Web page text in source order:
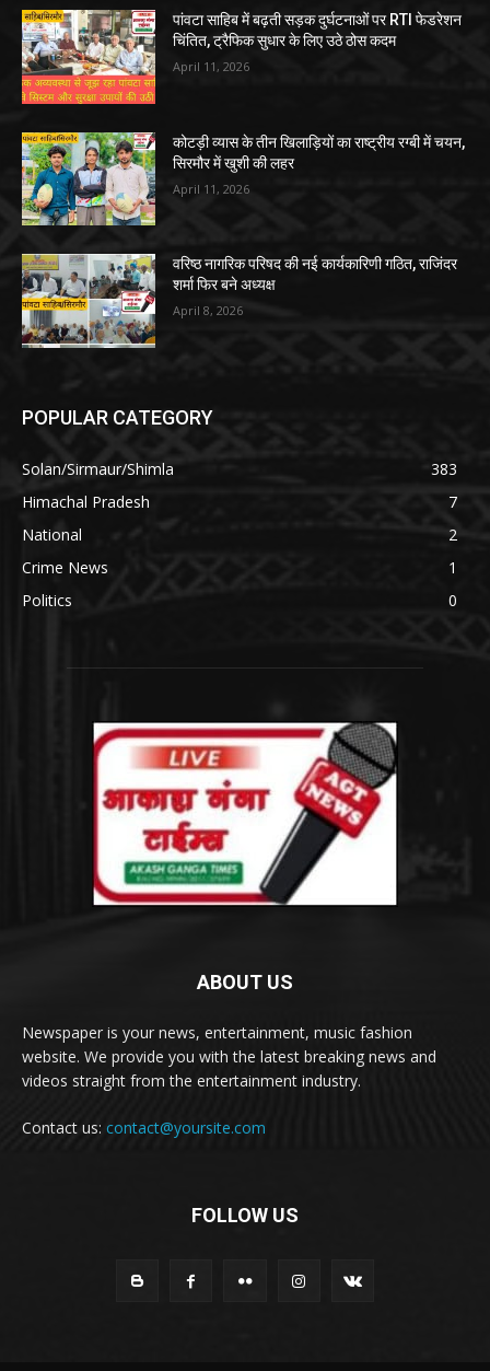
पांवटा साहिब में बढ़ती सड़क दुर्घटनाओं पर RTI फेडरेशन
चिंतित, ट्रैफिक सुधार के लिए उठे ठोस कदम
April 11, 2026
कोटड़ी व्यास के तीन खिलाड़ियों का राष्ट्रीय रग्बी में चयन,
सिरमौर में खुशी की लहर
April 11, 2026
वरिष्ठ नागरिक परिषद की नई कार्यकारिणी गठित, राजिंदर
शर्मा फिर बने अध्यक्ष
April 8, 2026
POPULAR CATEGORY
Solan/Sirmaur/Shimla
383
Himachal Pradesh
7
National
2
Crime News
1
Politics
0
ABOUT US
Newspaper is your news, entertainment, music fashion
website. We provide you with the latest breaking news and
videos straight from the entertainment industry.
Contact us: contact@yoursite.com
FOLLOW US